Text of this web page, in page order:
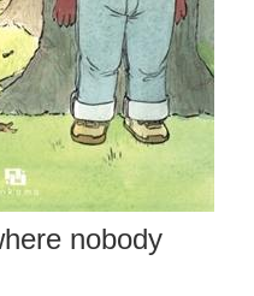
nobody